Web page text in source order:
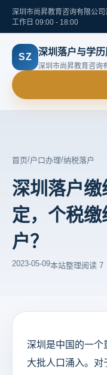
深圳市尚昇教育咨询有限公司
工作日 09:00 - 18:00
SZ 深圳落户与学
深圳市尚昇教育咨询
首页/户口办理/纳税落户
深圳落户
定，个税
户？
2023-05-09本站整理阅读 7
深圳是中国的一个
大批人口涌入。对